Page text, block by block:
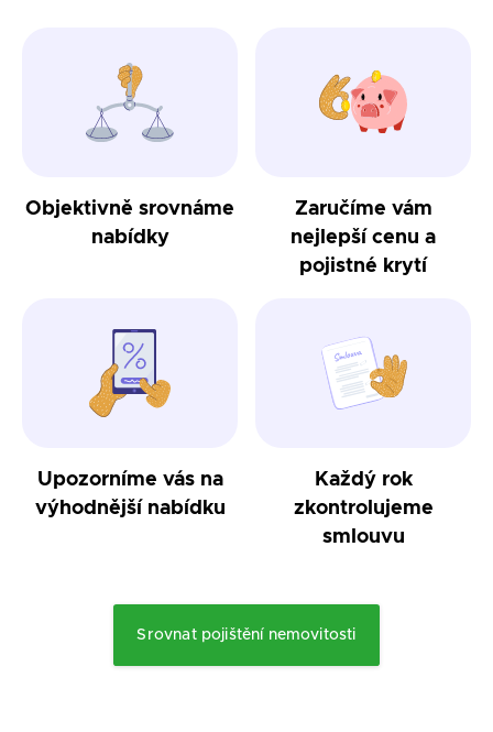
Objektivně srovnáme
nabídky
Zaručíme vám
nejlepší cenu a
pojistné krytí
Upozorníme vás na
výhodnější nabídku
Každý rok
zkontrolujeme
smlouvu
Srovnat pojištění nemovitosti